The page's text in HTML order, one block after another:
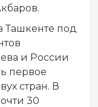
Ташкенте под
и России
первое
стран. В
30